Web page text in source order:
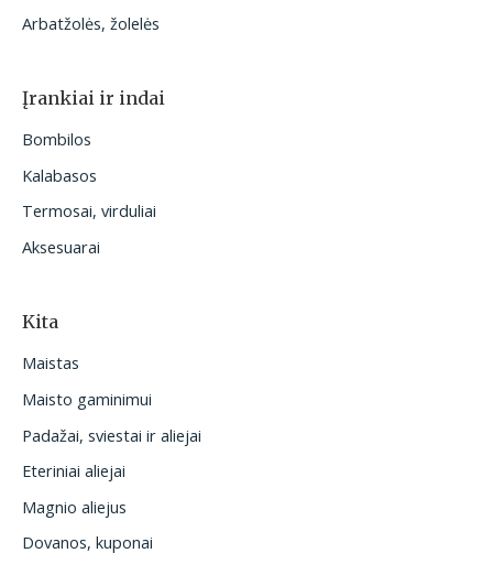
Arbatžolės, žolelės
Įrankiai ir indai
Bombilos
Kalabasos
Termosai, virduliai
Aksesuarai
Kita
Maistas
Maisto gaminimui
Padažai, sviestai ir aliejai
Eteriniai aliejai
Magnio aliejus
Dovanos, kuponai